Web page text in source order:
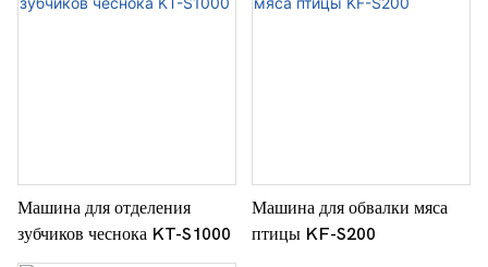
Машина для отделения
зубчиков чеснока KT-S1000
Машина для обвалки мяса
птицы KF-S200